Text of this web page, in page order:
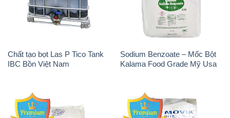
Chất tạo bọt Las P Tico Tank
IBC Bồn Việt Nam
Sodium Benzoate – Mốc Bột
Kalama Food Grade Mỹ Usa